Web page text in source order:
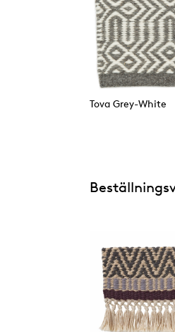
Tova Grey-White